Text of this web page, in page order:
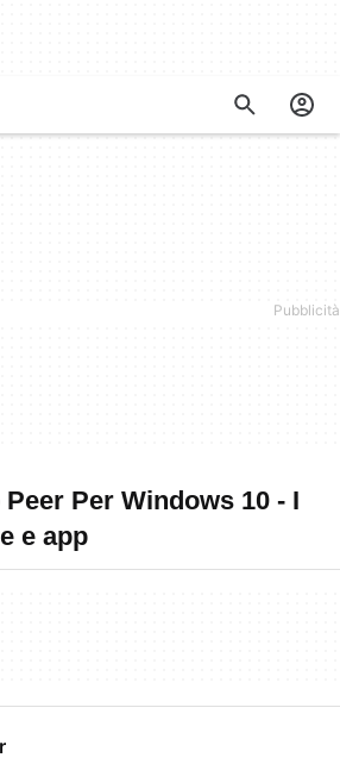
Per Windows 10 - I
e app